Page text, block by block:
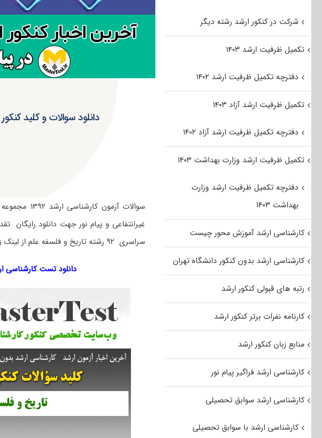
دانلود سوالات و کلید کنکور ارشد ۹۲ تاریخ و فلسفه
سوالات
غیرانتفاعی و پیام نور جهت دانلود رایگان
سراسری ۹۲ رشته تاریخ و فلسفه علم از لینک زیر استفاده کنید.
دانلود تست کارشناسی ارشد ۹۲ تاریخ و فلسفه
شرکت در کنکور ارشد رشته دیگر
تکمیل ظرفیت ارشد ۱۴۰۳
دفترچه تکمیل ظرفیت ارشد ۱۴۰۲
تکمیل ظرفیت ارشد آزاد ۱۴۰۳
دفترچه تکمیل ظرفیت ارشد آزاد ۱۴۰۲
تکمیل ظرفیت ارشد وزارت بهداشت ۱۴۰۳
دفترچه تکمیل ظرفیت ارشد وزارت
بهداشت ۱۴۰۳
کارشناسی ارشد آموزش محور چیست
کارشناسی ارشد بدون کنکور دانشگاه تهران
رتبه های قبولی کنکور ارشد
کارنامه نفرات برتر کنکور ارشد
منابع زبان کنکور ارشد
کارشناسی ارشد فراگیر پیام نور
کارشناسی ارشد سوابق تحصیلی
کارشناسی ارشد با سوابق تحصیلی